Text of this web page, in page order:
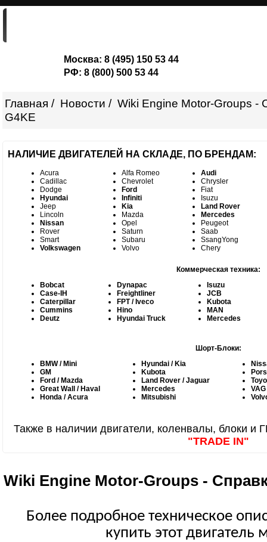
Москва: 8 (495) 150 53 44
РФ: 8 (800) 500 53 44
Главная Новости
Wiki Engine Motor-Groups -
G4KE
НАЛИЧИЕ ДВИГАТЕЛЕЙ НА СКЛАДЕ, ПО БРЕНДАМ:
Acura
Cadillac
Dodge
Hyundai
Jeep
Lincoln
Nissan
Rover
Smart
Volkswagen
Alfa Romeo
Chevrolet
Ford
Infiniti
Kia
Mazda
Opel
Saturn
Subaru
Volvo
Audi
Chrysler
Fiat
Isuzu
Land Rover
Mercedes
Peugeot
Saab
SsangYong
Chery
Коммерческая техника:
Bobcat
Case-IH
Caterpillar
Cummins
Deutz
Dynapac
Freightliner
FPT / Iveco
Hino
Hyundai Truck
Isuzu
JCB
Kubota
MAN
Mercedes
Шорт-Блоки:
BMW / Mini
GM
Ford / Mazda
Great Wall / Haval
Honda / Acura
Hyundai / Kia
Kubota
Land Rover / Jaguar
Mercedes
Mitsubishi
VAG
Также в наличии двигатели, коленвалы, блоки и
"TRADE IN"
Wiki Engine Motor-Groups -
Более подробное техническое
купить этот двигатель